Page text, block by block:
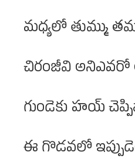
మధ్యలో తుమ్ము
చిరంజీవి అనిఎవరో
గుండెకు హయ్
ఈ గొడవలో